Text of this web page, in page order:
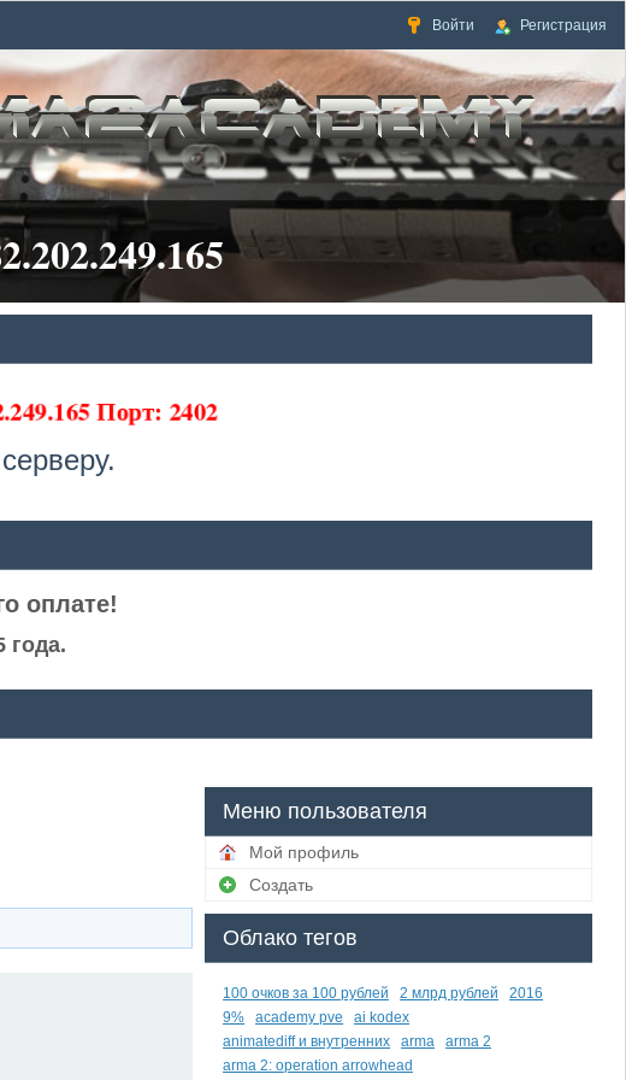
Войти Регистрация
Порт: 2402
серверу.
оплате!
года.
Меню пользователя
Мой профиль
Создать
Облако тегов
100 очков за 100 рублей 2 млрд рублей
2016
9%
academy pve
ai kodex
animatediff и внутренних
arma
arma 2
arma 2: operation arrowhead